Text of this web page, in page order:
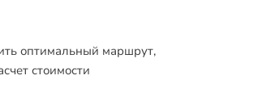
оптимальный маршрут,
стоимости